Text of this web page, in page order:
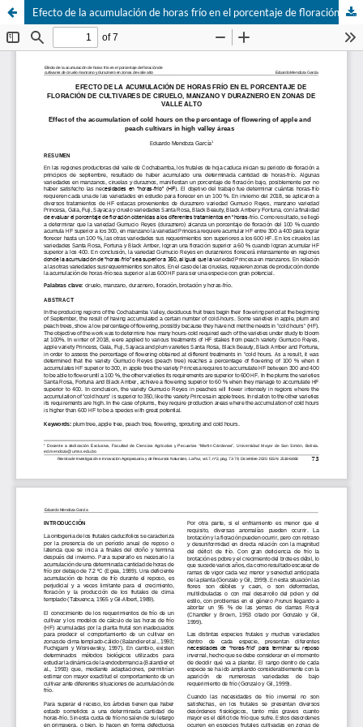
Efecto de la acumulación de horas frío en el porcentaje de floración de cultivares de ciruelo manzano y duraznero en zonas de valle alto